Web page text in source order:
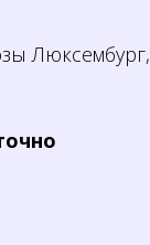
Люксембург,